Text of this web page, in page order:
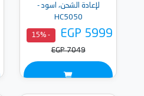
لإعادة الشحن، اسود -
HC5050
EGP 5999
- 15%
EGP 7049